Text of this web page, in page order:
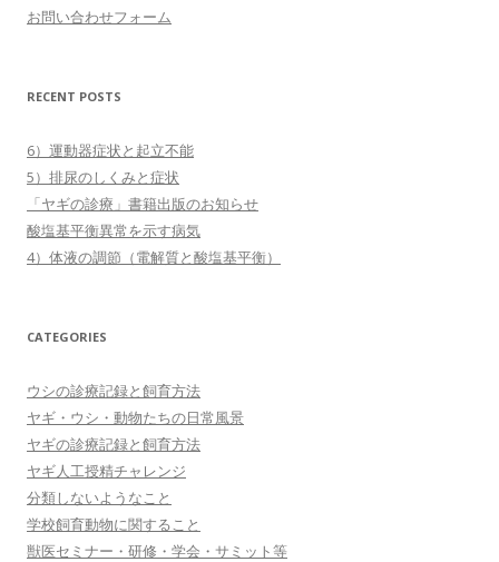
お問い合わせフォーム
RECENT POSTS
6）運動器症状と起立不能
5）排尿のしくみと症状
「ヤギの診療」書籍出版のお知らせ
酸塩基平衡異常を示す病気
4）体液の調節（電解質と酸塩基平衡）
CATEGORIES
ウシの診療記録と飼育方法
ヤギ・ウシ・動物たちの日常風景
ヤギの診療記録と飼育方法
ヤギ人工授精チャレンジ
分類しないようなこと
学校飼育動物に関すること
獣医セミナー・研修・学会・サミット等